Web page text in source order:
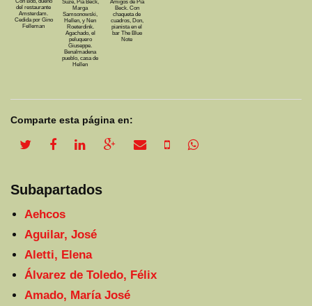
del restaurante
Amsterdam.
Cedida por Gino
Felleman
Suze, Pía Beck,
Marga
Samsonowski,
Hellen, y Nen
Roeterdink.
Agachado, el
peluquero
Giuseppe.
Benalmadena
pueblo, casa de
Hellen
Beck. Con
chaqueta de
cuadros, Don,
pianista en el
bar The Blue
Note
Comparte esta página en:
Subapartados
Aehcos
Aguilar, José
Aletti, Elena
Álvarez de Toledo, Félix
Amado, María José